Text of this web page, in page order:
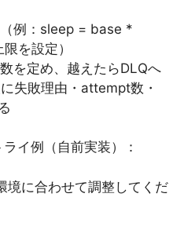
例：sleep = base *
を設定）
を定め、越えたらDLQへ
失敗理由・attempt数・
イ例（自前実装）：
境に合わせて調整してくだ